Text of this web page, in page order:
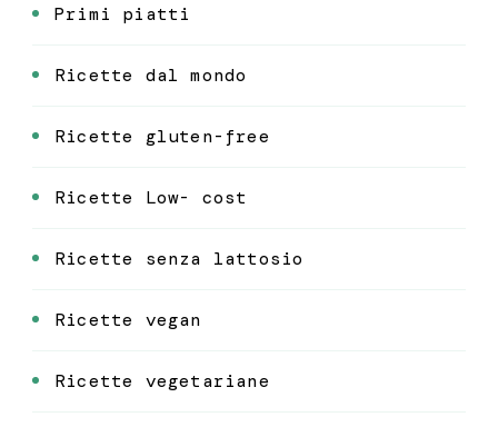
Primi piatti
Ricette dal mondo
Ricette gluten-free
Ricette Low- cost
Ricette senza lattosio
Ricette vegan
Ricette vegetariane